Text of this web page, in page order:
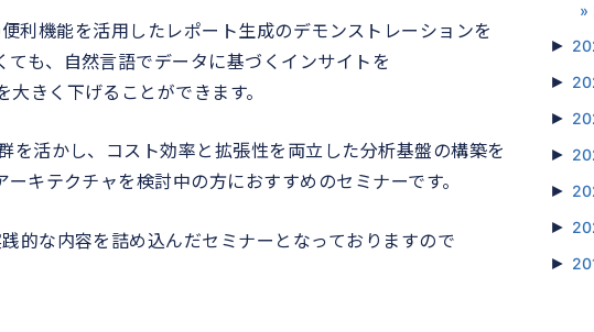
機能を活用したレポート生成のデモンストレーションを
も、自然言語でデータに基づくインサイトを
きく下げることができます。
を活かし、コスト効率と拡張性を両立した分析基盤の構築を
キテクチャを検討中の方におすすめのセミナーです。
的な内容を詰め込んだセミナーとなっておりますので
►
►
►
►
►
►
►